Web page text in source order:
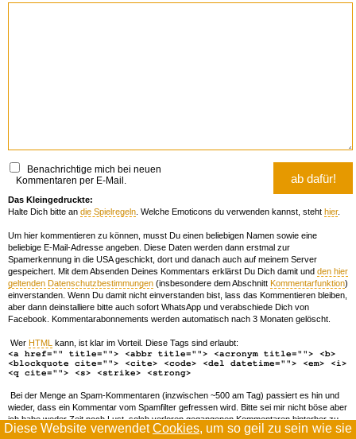
Diese Website verwendetCookies, um so geil zu sein wie sie
Benachrichtige mich bei neuen
Kommentaren per E-Mail.
Das Kleingedruckte:
Halte Dich bitte an die Spielregeln . Welche Emoticons du verwenden kannst, steht hier.
Um hier kommentieren zu können, musst Du einen beliebigen Namen sowie eine
beliebige E-Mail-Adresse angeben. Diese Daten werden dann erstmal zur
Spamerkennung in die USA geschickt, dort und danach auch auf meinem Server
gespeichert. Mit dem Absenden Deines Kommentars erklärst Du Dich damit und den hier
geltenden Datenschutzbestimmungen (insbesondere dem Abschnitt Kommentarfunktion)
einverstanden. Wenn Du damit nicht einverstanden bist, lass das Kommentieren bleiben,
aber dann deinstalliere bitte auch sofort WhatsApp und verabschiede Dich von
Facebook. Kommentarabonnements werden automatisch nach 3 Monaten gelöscht.
Wer HTML kann, ist klar im Vorteil. Diese Tags sind erlaubt:
<a href="" title=""> <abbr title=""> <acronym title=""> <b>
<blockquote cite=""> <cite> <code> <del datetime=""> <em> <i>
<q cite=""> <s> <strike> <strong>
Bei der Menge an Spam-Kommentaren (inzwischen ~500 am Tag) passiert es hin und
wieder, dass ein Kommentar vom Spamfilter gefressen wird. Bitte sei mir nicht böse aber
ich habe weder Zeit noch Lust, solch verloren gegangenen Kommentaren hinterher zu
forschen. Wenn das öfters passiert, schreib' mir 'ne Mail damit ich dich whitelisten kann.